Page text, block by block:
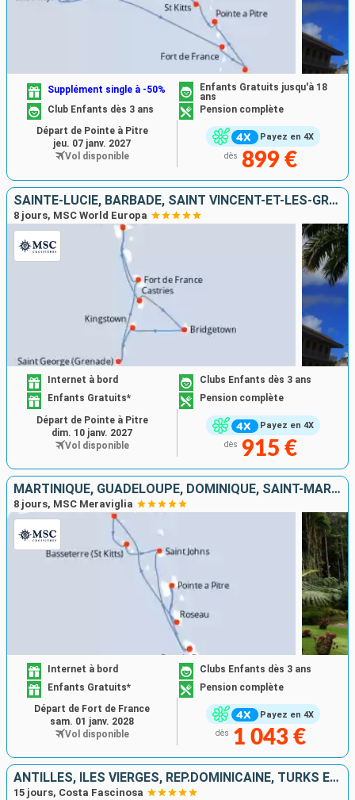
Payez en 4X
Supplément single à -50%
Enfants Gratuits jusqu'à 18
ans
Club Enfants dès 3 ans
Pension complète
dès 899 €
Départ de Pointe à Pitre
jeu. 07 janv. 2027
Vol disponible
SAINTE-LUCIE, BARBADE, SAINT VINCENT-ET-LES-GRENADINES, GRENADE, MARTINIQUE, GUADELOUPE
8 jours, MSC World Europa
Payez en 4X
Internet à bord
Clubs Enfants dès 3 ans
Enfants Gratuits*
Pension complète
dès 915 €
Départ de Pointe à Pitre
dim. 10 janv. 2027
Vol disponible
MARTINIQUE, GUADELOUPE, DOMINIQUE, SAINT-MARTIN, SAINT-CHRISTOPHE-ET-NIÉVÈS, ANTIGUA-ET-BARBUDA
8 jours, MSC Meraviglia
Payez en 4X
Internet à bord
Clubs Enfants dès 3 ans
Enfants Gratuits*
Pension complète
dès 1 043 €
Départ de Fort de France
sam. 01 janv. 2028
Vol disponible
ANTILLES, ILES VIERGES, RÉP.DOMINICAINE, TURKS ET CAICOS
15 jours, Costa Fascinosa